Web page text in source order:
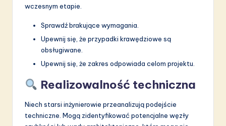
wczesnym etapie.
Sprawdź brakujące wymagania.
Upewnij się, że przypadki krawędziowe są
obsługiwane.
Upewnij się, że zakres odpowiada celom projektu.
Realizowalność techniczna
Niech starsi inżynierowie przeanalizują podejście
techniczne. Mogą zidentyfikować potencjalne węzły